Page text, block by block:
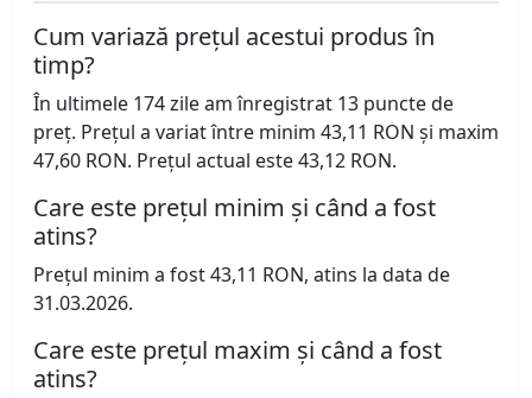
Cum variază prețul acestui produs în
timp?
În ultimele 174 zile am înregistrat 13 puncte de
preț. Prețul a variat între minim 43,11 RON și maxim
47,60 RON. Prețul actual este 43,12 RON.
Care este prețul minim și când a fost
atins?
Prețul minim a fost 43,11 RON, atins la data de
31.03.2026.
Care este prețul maxim și când a fost
atins?